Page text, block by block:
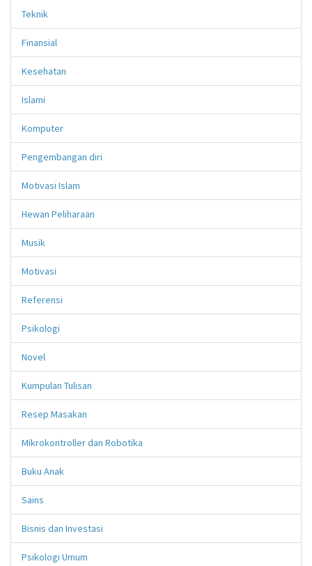
Teknik
Finansial
Kesehatan
Islami
Komputer
Pengembangan diri
Motivasi Islam
Hewan Peliharaan
Musik
Motivasi
Referensi
Psikologi
Novel
Kumpulan Tulisan
Resep Masakan
Mikrokontroller dan Robotika
Buku Anak
Sains
Bisnis dan Investasi
Psikologi Umum